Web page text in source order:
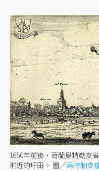
1650年前後，荷蘭烏特勒支
附近的圩田。 圖／烏特勒支